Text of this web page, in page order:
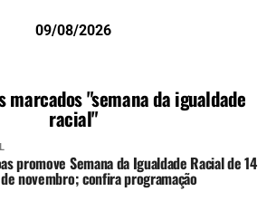
09/08/2026
marcados "semana da igualdade
racial"
promove Semana da Igualdade Racial de 14
novembro; confira programação